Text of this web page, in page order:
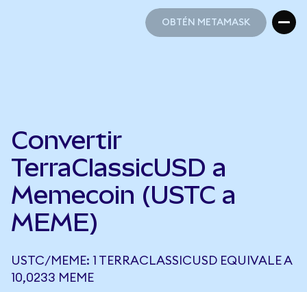
OBTÉN METAMASK
Convertir
TerraClassicUSD a
Memecoin (USTC a
MEME)
USTC/MEME: 1 TERRACLASSICUSD EQUIVALE A
10,0233 MEME